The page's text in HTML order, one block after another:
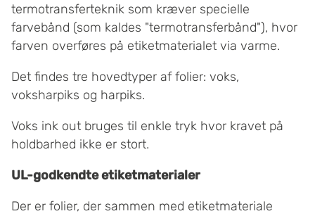
termotransferteknik som kræver specielle
farvebånd (som kaldes "termotransferbånd"), hvor
farven overføres på etiketmaterialet via varme.
Det findes tre hovedtyper af folier: voks,
voksharpiks og harpiks.
Voks ink out bruges til enkle tryk hvor kravet på
holdbarhed ikke er stort.
UL-godkendte etiketmaterialer
Der er folier, der sammen med etiketmateriale